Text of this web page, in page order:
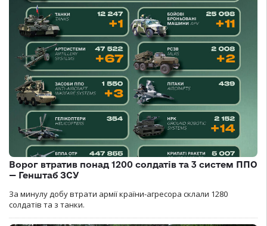
Ворог втратив понад 1200 солдатів та 3 систем ППО
— Генштаб ЗСУ
За минулу добу втрати армії країни-агресора склали 1280
солдатів та з танки.